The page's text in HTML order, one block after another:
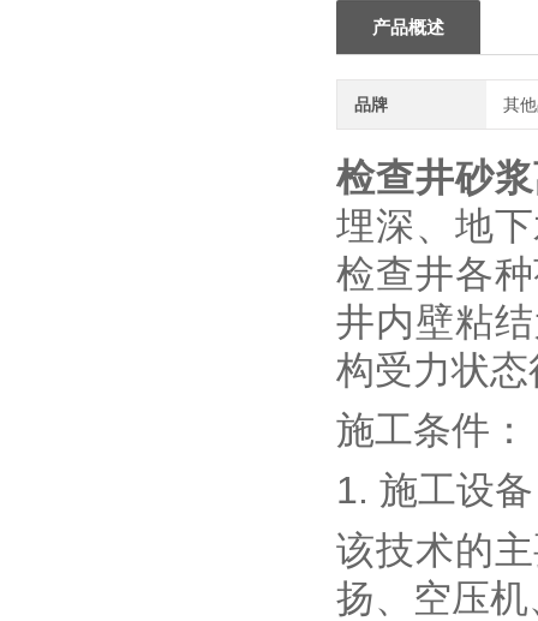
产品概述
品牌 其
检查井砂
埋深、地
检查井各
井内壁粘
构受力状
施工条件：
1. 施工设备
该技术的
扬、空压